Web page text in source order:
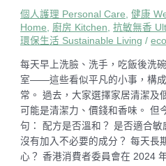
個人護理 Personal Care,健康
Home, 廚房 Kitchen,抗敏無香
環保生活 Sustainable Living /
每天早上洗臉、洗手，吃飯後洗
室——這些看似平凡的小事，構
常。 過去，大家選擇家居清潔及
可能是清潔力、價錢和香味。 但
句： 配方是否溫和？ 是否適合
沒有加入不必要的成分？ 每天長
心？ 香港消費者委員會在 2024